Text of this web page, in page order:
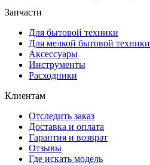
Запчасти
Для бытовой техники
Для мелкой бытовой техники
Аксессуары
Инструменты
Расходники
Клиентам
Отследить заказ
Доставка и оплата
Гарантия и возврат
Отзывы
Где искать модель